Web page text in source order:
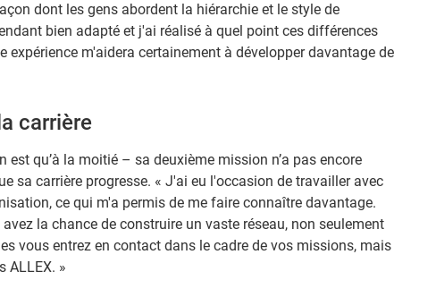
dont les gens abordent la hiérarchie et le style de
bien adapté et j'ai réalisé à quel point ces différences
expérience m'aidera certainement à développer davantage de
carrière
est qu’à la moitié – sa deuxième mission n’a pas encore
sa carrière progresse. « J'ai eu l'occasion de travailler avec
ce qui m'a permis de me faire connaître davantage.
la chance de construire un vaste réseau, non seulement
vous entrez en contact dans le cadre de vos missions, mais
ALLEX. »